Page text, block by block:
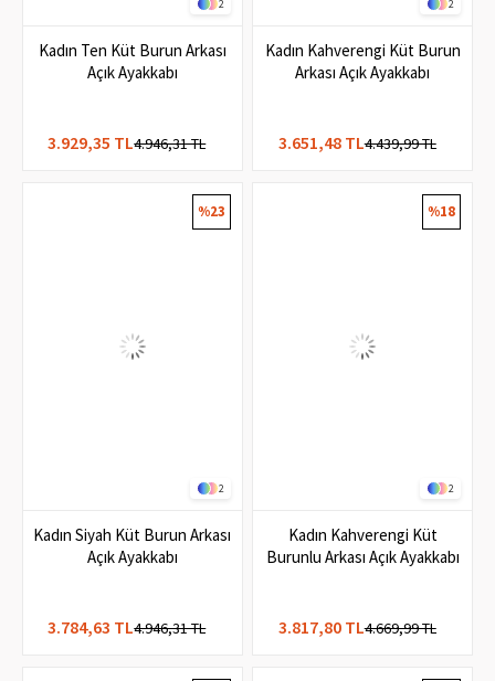
2
Kadın Ten Küt Burun Arkası
Açık Ayakkabı
3.929,35 TL4.946,31 TL
2
Kadın Kahverengi Küt Burun
Arkası Açık Ayakkabı
3.651,48 TL4.439,99 TL
2
Kadın Siyah Küt Burun Arkası
Açık Ayakkabı
3.784,63 TL4.946,31 TL
%23
2
Kadın Kahverengi Küt
Burunlu Arkası Açık Ayakkabı
3.817,80 TL4.669,99 TL
%18